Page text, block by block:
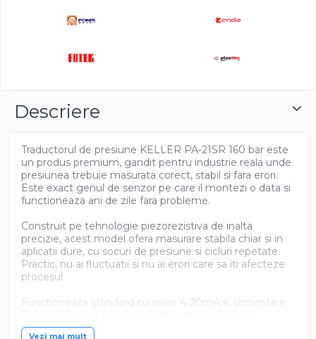
Descriere
Traductorul de presiune KELLER PA-21SR 160 bar este
un produs premium, gandit pentru industrie reala unde
presiunea trebuie masurata corect, stabil si fara erori.
Este exact genul de senzor pe care il montezi o data si
functioneaza ani de zile fara probleme.
Construit pe tehnologie piezorezistiva de inalta
precizie, acest model ofera masurare stabila chiar si in
aplicatii dure, cu socuri de presiune si cicluri repetate.
Practic, nu ai fluctuatii si nu ai erori care sa iti afecteze
procesul.
Functioneaza standard cu iesire 4-20mA si alimentare
sisteme SCADA si automatizari industriale. Se
Vezi mai mult